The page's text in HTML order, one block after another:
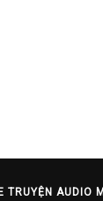
TRUYỆN AUDIO